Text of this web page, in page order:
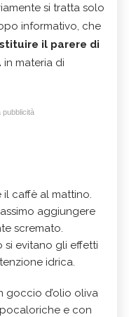
si tratta solo
informativo, che
il parere di
in materia di
pubblicità
il caffè al mattino.
aggiungere
scremato.
si evitano gli effetti
idrica.
goccio d’olio oliva
e con